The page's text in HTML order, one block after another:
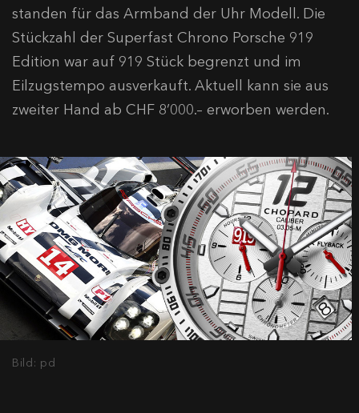
standen für das Armband der Uhr Modell. Die
Stückzahl der Superfast Chrono Porsche 919
Edition war auf 919 Stück begrenzt und im
Eilzugstempo ausverkauft. Aktuell kann sie aus
zweiter Hand ab CHF 8’000.– erworben werden.
Bild: pd